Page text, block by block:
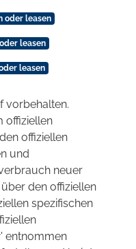
oder leasen
leasen
leasen
vorbehalten.
offiziellen
offiziellen
und
neuer
den offiziellen
spezifischen
entnommen